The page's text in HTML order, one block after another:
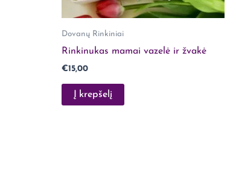
Dovanų Rinkiniai
Rinkinukas mamai vazelė ir žvakė
€15,00
Į krepšelį